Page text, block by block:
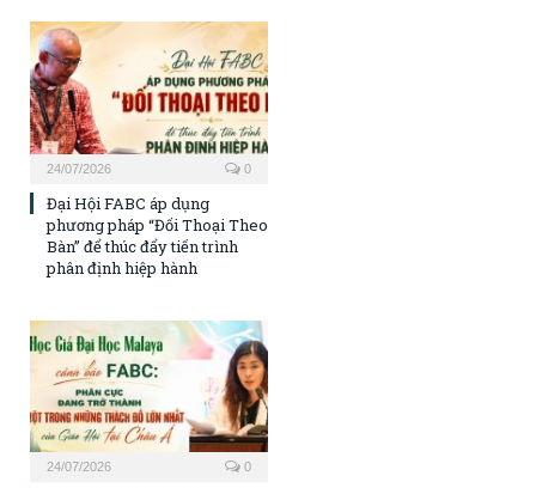
24/07/2026 0
Đại Hội FABC áp dụng
phương pháp “Đối Thoại Theo
Bàn” để thúc đẩy tiến trình
phân định hiệp hành
24/07/2026 0